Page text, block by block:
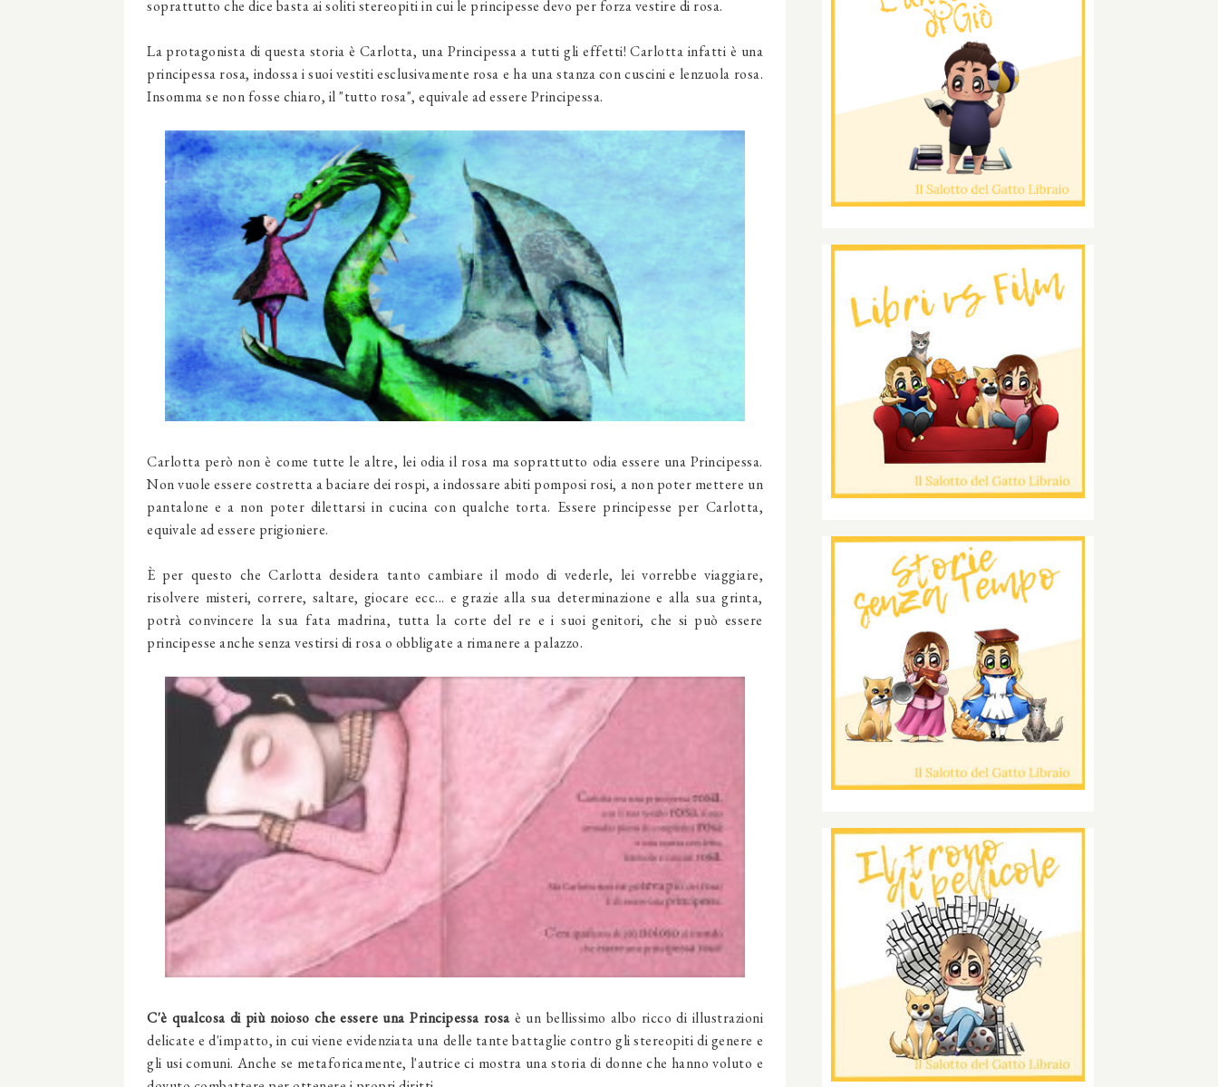
soprattutto che dice basta ai soliti stereopiti in cui le principesse devo per forza vestire di rosa.
La protagonista di questa storia è Carlotta, una Principessa a tutti gli effetti! Carlotta infatti è una
principessa rosa, indossa i suoi vestiti esclusivamente rosa e ha una stanza con cuscini e lenzuola rosa.
Insomma se non fosse chiaro, il "tutto rosa", equivale ad essere Principessa.
Carlotta però non è come tutte le altre, lei odia il rosa ma soprattutto odia essere una Principessa.
Non vuole essere costretta a baciare dei rospi, a indossare abiti pomposi rosi, a non poter mettere un
pantalone e a non poter dilettarsi in cucina con qualche torta. Essere principesse per Carlotta,
equivale ad essere prigioniere.
È per questo che Carlotta desidera tanto cambiare il modo di vederle, lei vorrebbe viaggiare,
risolvere misteri, correre, saltare, giocare ecc... e grazie alla sua determinazione e alla sua grinta,
potrà convincere la sua fata madrina, tutta la corte del re e i suoi genitori, che si può essere
principesse anche senza vestirsi di rosa o obbligate a rimanere a palazzo.
C'è qualcosa di più noioso che essere una Principessa rosa è un bellissimo albo ricco di illustrazioni
delicate e d'impatto, in cui viene evidenziata una delle tante battaglie contro gli stereopiti di genere e
gli usi comuni. Anche se metaforicamente, l'autrice ci mostra una storia di donne che hanno voluto e